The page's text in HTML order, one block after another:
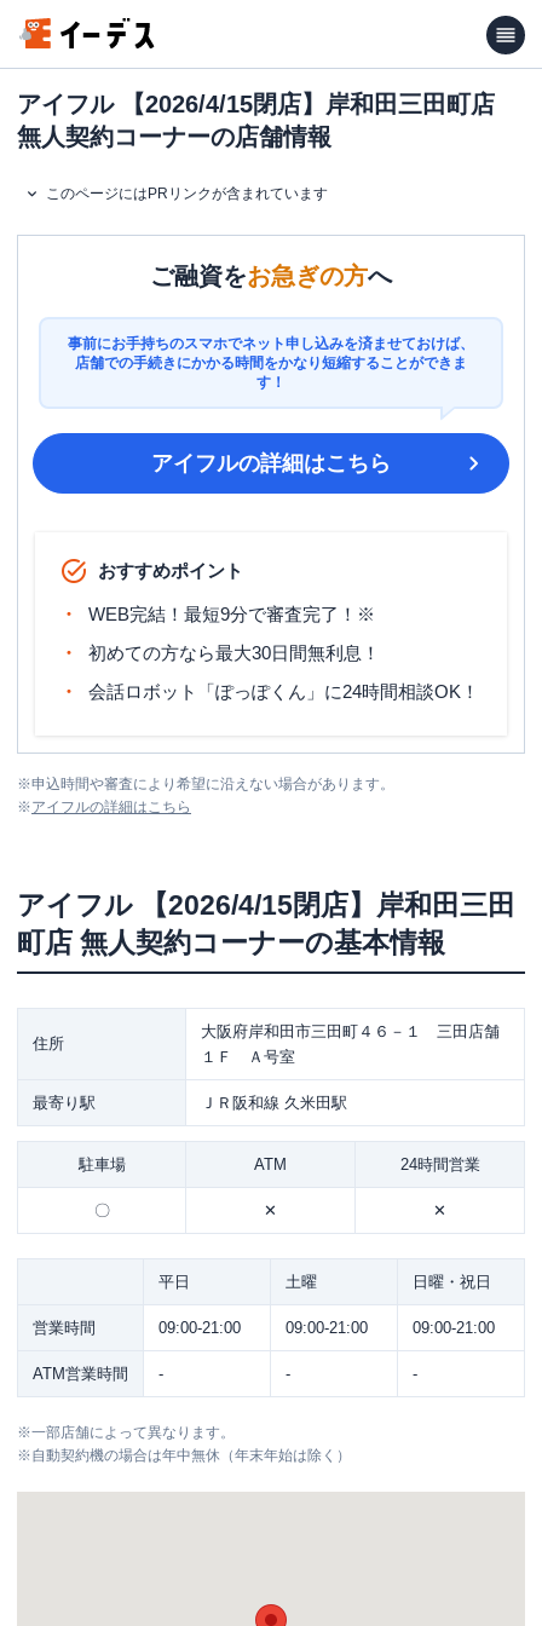
アイフル 【2026/4/15閉店】岸和田三田町店
無人契約コーナーの店舗情報
このページにはPRリンクが含まれています
ご融資をお急ぎの方へ
事前にお手持ちのスマホでネット申し込みを済ませておけば、
店舗での手続きにかかる時間をかなり短縮することができま
す！
アイフルの詳細はこちら
おすすめポイント
WEB完結！最短9分で審査完了！※
初めての方なら最大30日間無利息！
会話ロボット「ぽっぽくん」に24時間相談OK！
※申込時間や審査により希望に沿えない場合があります。
※アイフルの詳細はこちら
アイフル
【2026/4/15閉店】岸和田三田
町店 無人契約コーナーの基本情報
住所
大阪府岸和田市三田町４６－１ 三田店舗
１Ｆ Ａ号室
最寄り駅 ＪＲ阪和線 久米田駅
駐車場 ATM 24時間営業
〇 ✕ ✕
平日 土曜 日曜・祝日
営業時間 09:00-21:00 09:00-21:00 09:00-21:00
ATM営業時間 - - -
※一部店舗によって異なります。
※自動契約機の場合は年中無休（年末年始は除く）